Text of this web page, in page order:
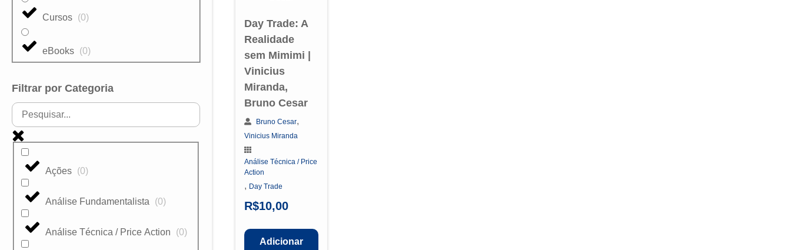
Cursos (0)
eBooks (0)
Filtrar por Categoria
Ações (0)
Análise Fundamentalista (0)
Análise Técnica / Price Action (0)
Day Trade: A
Realidade
sem Mimimi |
Vinicius
Miranda,
Bruno Cesar
Bruno Cesar,
Vinicius Miranda
Análise Técnica / Price
Action
, Day Trade
R$10,00
Adicionar